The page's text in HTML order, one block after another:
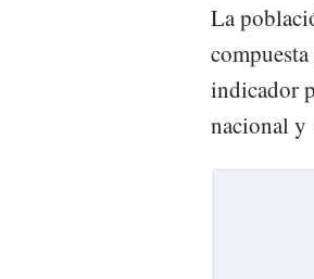
La
indicador
nacional y